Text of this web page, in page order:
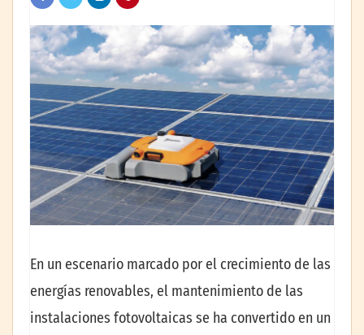
En un escenario marcado por el crecimiento de las
energías renovables, el mantenimiento de las
instalaciones fotovoltaicas se ha convertido en un